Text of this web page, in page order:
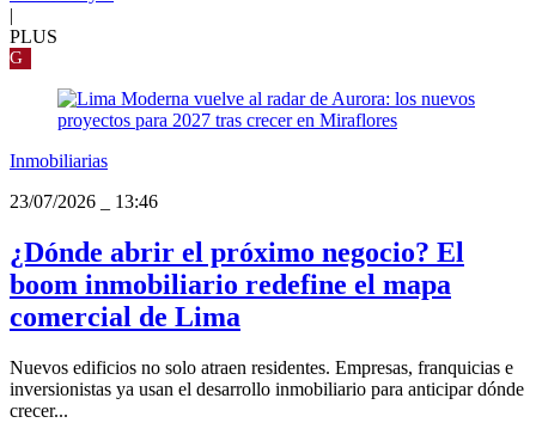
|
PLUS
G
Inmobiliarias
23/07/2026
13:46
¿Dónde abrir el próximo negocio? El
boom inmobiliario redefine el mapa
comercial de Lima
Nuevos edificios no solo atraen residentes. Empresas, franquicias e
inversionistas ya usan el desarrollo inmobiliario para anticipar dónde
crecer...